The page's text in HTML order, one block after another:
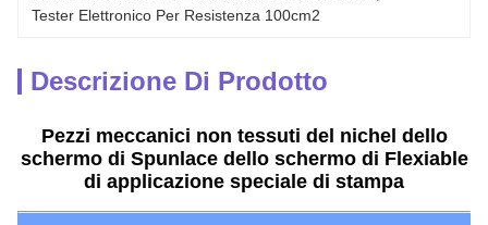
Tester Elettronico Per Resistenza 100cm2
Descrizione Di Prodotto
Pezzi meccanici non tessuti del nichel dello
schermo di Spunlace dello schermo di Flexiable
di applicazione speciale di stampa